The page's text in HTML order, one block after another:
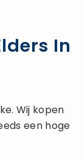
In
Wij kopen
een hoge